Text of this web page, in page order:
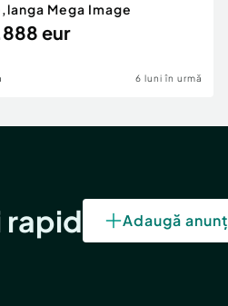
Mega Image
eur
6 luni în urmă
rapid Adaugă anunț